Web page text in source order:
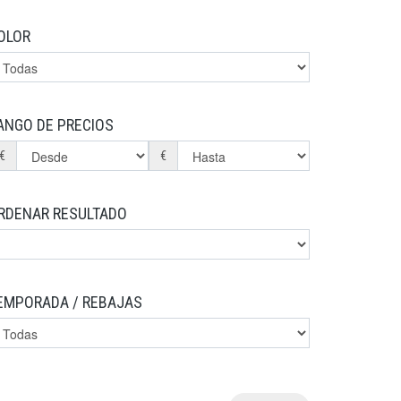
DE PRECIOS
€ €
RESULTADO
/ REBAJAS